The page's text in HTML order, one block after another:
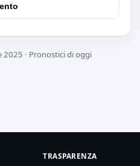
2025 · Pronostici di oggi
TRASPARENZA